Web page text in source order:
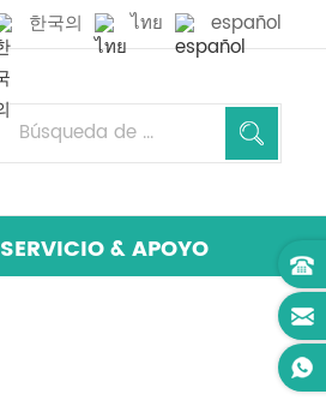
한국의 ไทย español
SERVICIO & APOYO